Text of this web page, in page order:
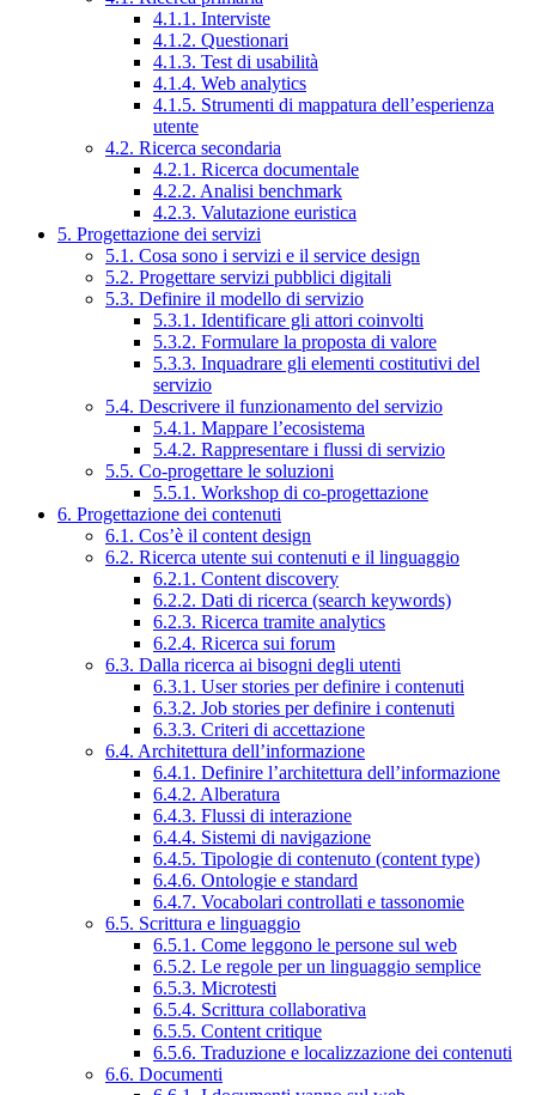
4.1.1. Interviste
4.1.2. Questionari
4.1.3. Test di usabilità
4.1.4. Web analytics
4.1.5. Strumenti di mappatura dell’esperienza
utente
4.2. Ricerca secondaria
4.2.1. Ricerca documentale
4.2.2. Analisi benchmark
4.2.3. Valutazione euristica
5. Progettazione dei servizi
5.1. Cosa sono i servizi e il service design
5.2. Progettare servizi pubblici digitali
5.3. Definire il modello di servizio
5.3.1. Identificare gli attori coinvolti
5.3.2. Formulare la proposta di valore
5.3.3. Inquadrare gli elementi costitutivi del
servizio
5.4. Descrivere il funzionamento del servizio
5.4.1. Mappare l’ecosistema
5.4.2. Rappresentare i flussi di servizio
5.5. Co-progettare le soluzioni
5.5.1. Workshop di co-progettazione
6. Progettazione dei contenuti
6.1. Cos’è il content design
6.2. Ricerca utente sui contenuti e il linguaggio
6.2.1. Content discovery
6.2.2. Dati di ricerca (search keywords)
6.2.3. Ricerca tramite analytics
6.2.4. Ricerca sui forum
6.3. Dalla ricerca ai bisogni degli utenti
6.3.1. User stories per definire i contenuti
6.3.2. Job stories per definire i contenuti
6.3.3. Criteri di accettazione
6.4. Architettura dell’informazione
6.4.1. Definire l’architettura dell’informazione
6.4.2. Alberatura
6.4.3. Flussi di interazione
6.4.4. Sistemi di navigazione
6.4.5. Tipologie di contenuto (content type)
6.4.6. Ontologie e standard
6.4.7. Vocabolari controllati e tassonomie
6.5. Scrittura e linguaggio
6.5.1. Come leggono le persone sul web
6.5.2. Le regole per un linguaggio semplice
6.5.3. Microtesti
6.5.4. Scrittura collaborativa
6.5.5. Content critique
6.5.6. Traduzione e localizzazione dei contenuti
6.6. Documenti